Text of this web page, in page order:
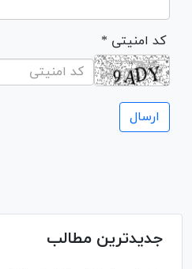
* کد امنیتی
جدیدترین مطالب